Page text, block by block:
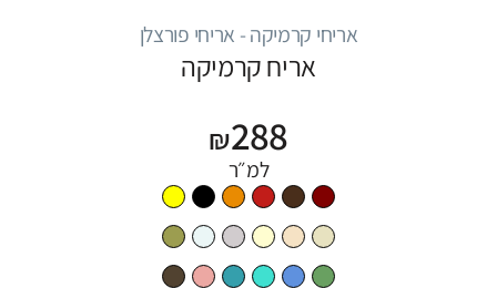
אריחי קרמיקה - אריחי פורצלן
אריח קרמיקה
₪288
למ״ר